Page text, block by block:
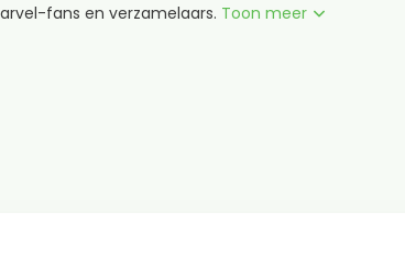
fans en verzamelaars. Toon meer